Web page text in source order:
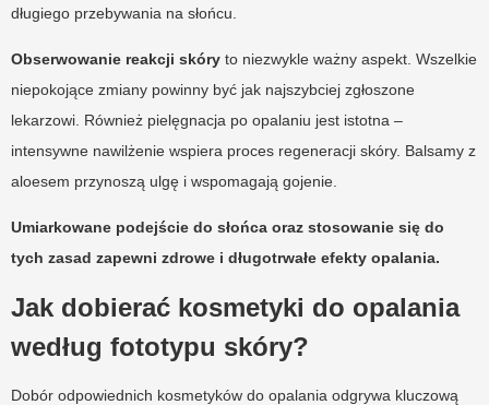
długiego przebywania na słońcu.
Obserwowanie reakcji skóry to niezwykle ważny aspekt. Wszelkie
niepokojące zmiany powinny być jak najszybciej zgłoszone
lekarzowi. Również pielęgnacja po opalaniu jest istotna –
intensywne nawilżenie wspiera proces regeneracji skóry. Balsamy z
aloesem przynoszą ulgę i wspomagają gojenie.
Umiarkowane podejście do słońca oraz stosowanie się do
tych zasad zapewni zdrowe i długotrwałe efekty opalania.
Jak dobierać kosmetyki do opalania
według fototypu skóry?
Dobór odpowiednich kosmetyków do opalania odgrywa kluczową